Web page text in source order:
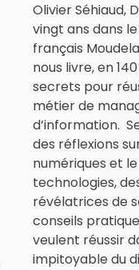
Olivier Séhiaud,
vingt ans dans
français
nous livre, en
secrets pour
métier de
d’information.
des réflexions
numériques et
technologies,
révélatrices de
conseils
veulent réussir
impitoyable du